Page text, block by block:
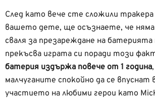
След като вече сте сложили
вашето дете, ще осъзнаете, че няма
сваля за презареждане на батерията
прекъсва играта си поради този
батерия издържа повече от 1 година
малчуганите спокойно да се впуснат
участието на любими герои като